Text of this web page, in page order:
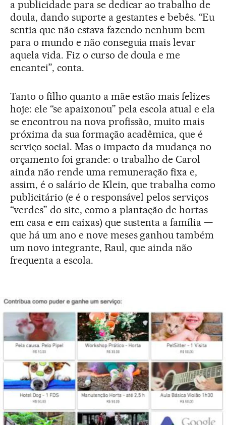
a publicidade para se dedicar ao trabalho de
doula, dando suporte a gestantes e bebês. “Eu
sentia que não estava fazendo nenhum bem
para o mundo e não conseguia mais levar
aquela vida. Fiz o curso de doula e me
encantei”, conta.
Tanto o filho quanto a mãe estão mais felizes
hoje: ele “se apaixonou” pela escola atual e ela
se encontrou na nova profissão, muito mais
próxima da sua formação acadêmica, que é
serviço social. Mas o impacto da mudança no
orçamento foi grande: o trabalho de Carol
ainda não rende uma remuneração fixa e,
assim, é o salário de Klein, que trabalha como
publicitário (e é o responsável pelos serviços
“verdes” do site, como a plantação de hortas
em casa e em caixas) que sustenta a família —
que há um ano e nove meses ganhou também
um novo integrante, Raul, que ainda não
frequenta a escola.